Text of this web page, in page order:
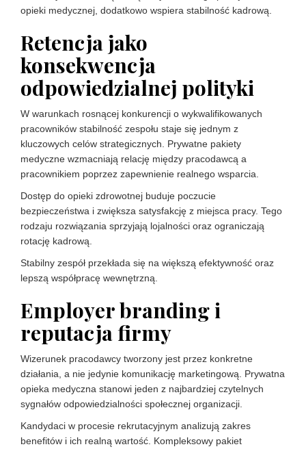
opieki medycznej, dodatkowo wspiera stabilność kadrową.
Retencja jako
konsekwencja
odpowiedzialnej polityki
W warunkach rosnącej konkurencji o wykwalifikowanych
pracowników stabilność zespołu staje się jednym z
kluczowych celów strategicznych. Prywatne pakiety
medyczne wzmacniają relację między pracodawcą a
pracownikiem poprzez zapewnienie realnego wsparcia.
Dostęp do opieki zdrowotnej buduje poczucie
bezpieczeństwa i zwiększa satysfakcję z miejsca pracy. Tego
rodzaju rozwiązania sprzyjają lojalności oraz ograniczają
rotację kadrową.
Stabilny zespół przekłada się na większą efektywność oraz
lepszą współpracę wewnętrzną.
Employer branding i
reputacja firmy
Wizerunek pracodawcy tworzony jest przez konkretne
działania, a nie jedynie komunikację marketingową. Prywatna
opieka medyczna stanowi jeden z najbardziej czytelnych
sygnałów odpowiedzialności społecznej organizacji.
Kandydaci w procesie rekrutacyjnym analizują zakres
benefitów i ich realną wartość. Kompleksowy pakiet